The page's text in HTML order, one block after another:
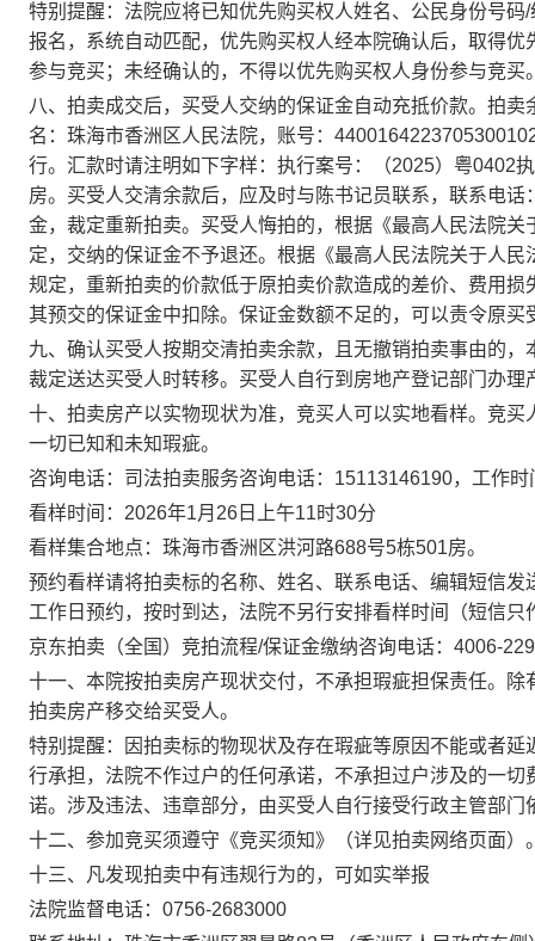
特别提醒： 法院应将已知优先购买权人姓名、公民身份号码/
报名，系统自动匹配，优先购买权人经本院确认后，取得
参与竞买；未经确认的，不得以优先购买权人身份参与竞买
八、拍卖成交后，买受人交纳的保证金自动充抵价款。拍卖
名：珠海市香洲区人民法院，账号：
行。 汇款时请注明如下字样： 执行案号：（2025）粤0402执
房。 买受人交清余款后，应及时与陈书记员联系，联系电话
金，裁定重新拍卖。买受人悔拍的，根据《最高人民法院
定，交纳的保证金不予退还。根据《最高人民法院关于人
规定，重新拍卖的价款低于原拍卖价款造成的差价、费用
其预交的保证金中扣除。保证金数额不足的，可以责令原
九、确认买受人按期交清拍卖余款，且无撤销拍卖事由的
裁定送达买受人时转移。 买受人自行到房地产登记部门办理
十、拍卖房产以实物现状为准，竞买人可以实地看样。竞
一切已知和未知瑕疵。
咨询电话：司法拍卖服务咨询电话： 15113146190，工作
看样时间： 2026年1月 26 日上午11时30分
看样集合地点： 珠海市香洲区洪河路688号5栋501房。
预约看样请将拍卖标的名称、姓名、联系电话、编辑短信发
工作日预约，按时到达，法院不另行安排看样时间（短信只
京东拍卖（全国）竞拍流程/保证金缴纳咨询电话： 4006-
十一、 本院按拍卖房产现状交付，不承担瑕疵担保责任。
拍卖房产移交给买受人。
特别提醒：
因拍卖标的物现状及存在瑕疵等原因不能或者
行承担，法院不作过户的任何承诺，不承担过户涉及的一
诺。涉及违法、违章部分，由买受人自行接受行政主管部门
十二、 参加竞买须遵守《竞买须知》（详见拍卖网络页面
十三、凡发现拍卖中有违规行为的，可如实举报
法院监督电话： 0756-2683000